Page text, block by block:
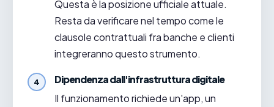
Questa è la posizione ufficiale attuale.
Resta da verificare nel tempo come le
clausole contrattuali fra banche e clienti
integreranno questo strumento.
Dipendenza dall'infrastruttura digitale
Il funzionamento richiede un'app, un